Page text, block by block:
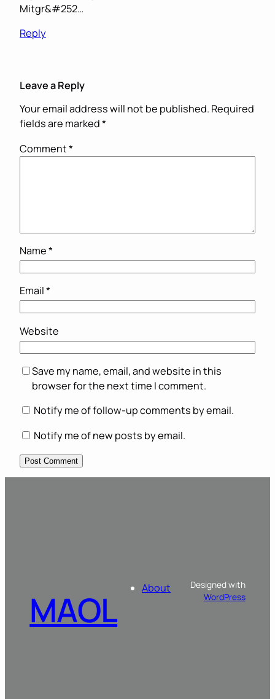
Mitgr&#252…
Reply
Leave a Reply
Your email address will not be published. Required
fields are marked*
Comment*
Name*
Email*
Website
Save my name, email, and website in this
browser for the next time I comment.
Notify me of follow-up comments by email.
Notify me of new posts by email.
MAOL About
Designed with
WordPress